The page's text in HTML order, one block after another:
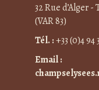
32 Rue d’Alger -
(VAR 83)
Tél. :+33 (0)4 94
Email :